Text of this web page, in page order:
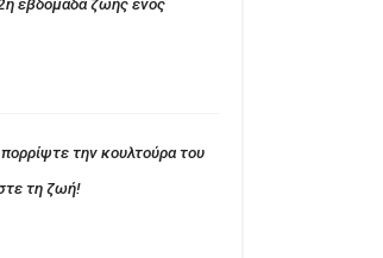
την κουλτούρα του
τη ζωή!